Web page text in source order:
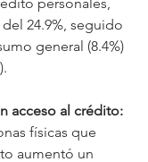
personales,
24.9%, seguido
general (8.4%)
acceso al crédito:
físicas que
aumentó un